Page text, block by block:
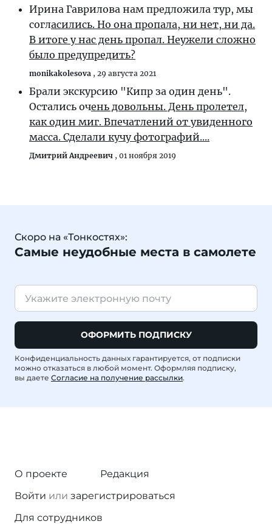
Ирина Гаврилова нам предложила тур, мы
согласились. Но она пропала, ни нет, ни да.
В итоге у нас день пропал. Неужели сложно
было предупредить?
monikakolesova , 29 августа 2021
Брали экскурсию "Кипр за один день".
Остались очень довольны. День пролетел,
как один миг. Впечатлений от увиденного
масса. Сделали кучу фотографий....
Дмитрий Андреевич , 01 ноября 2019
Скоро на «Тонкостях»:
Самые неудобные места в самолете
ОФОРМИТЬ ПОДПИСКУ
Конфиденциальность данных гарантируется, от подписки
можно отказаться в любой момент. Оформляя подписку,
вы даете Согласие на получение рассылки.
О проекте
Редакция
Войти или зарегистрироваться
Для сотрудников